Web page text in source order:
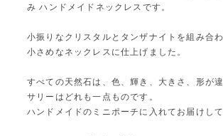
み ハンドメイドネックレスです。
小振りなクリスタルとタンザナイトを組み合
小さめなネックレスに仕上げました。
すべての天然石は、色、輝き、大きさ、形が
サリーはどれも一点ものです。
ハンドメイドのミニポーチに入れてお届けし